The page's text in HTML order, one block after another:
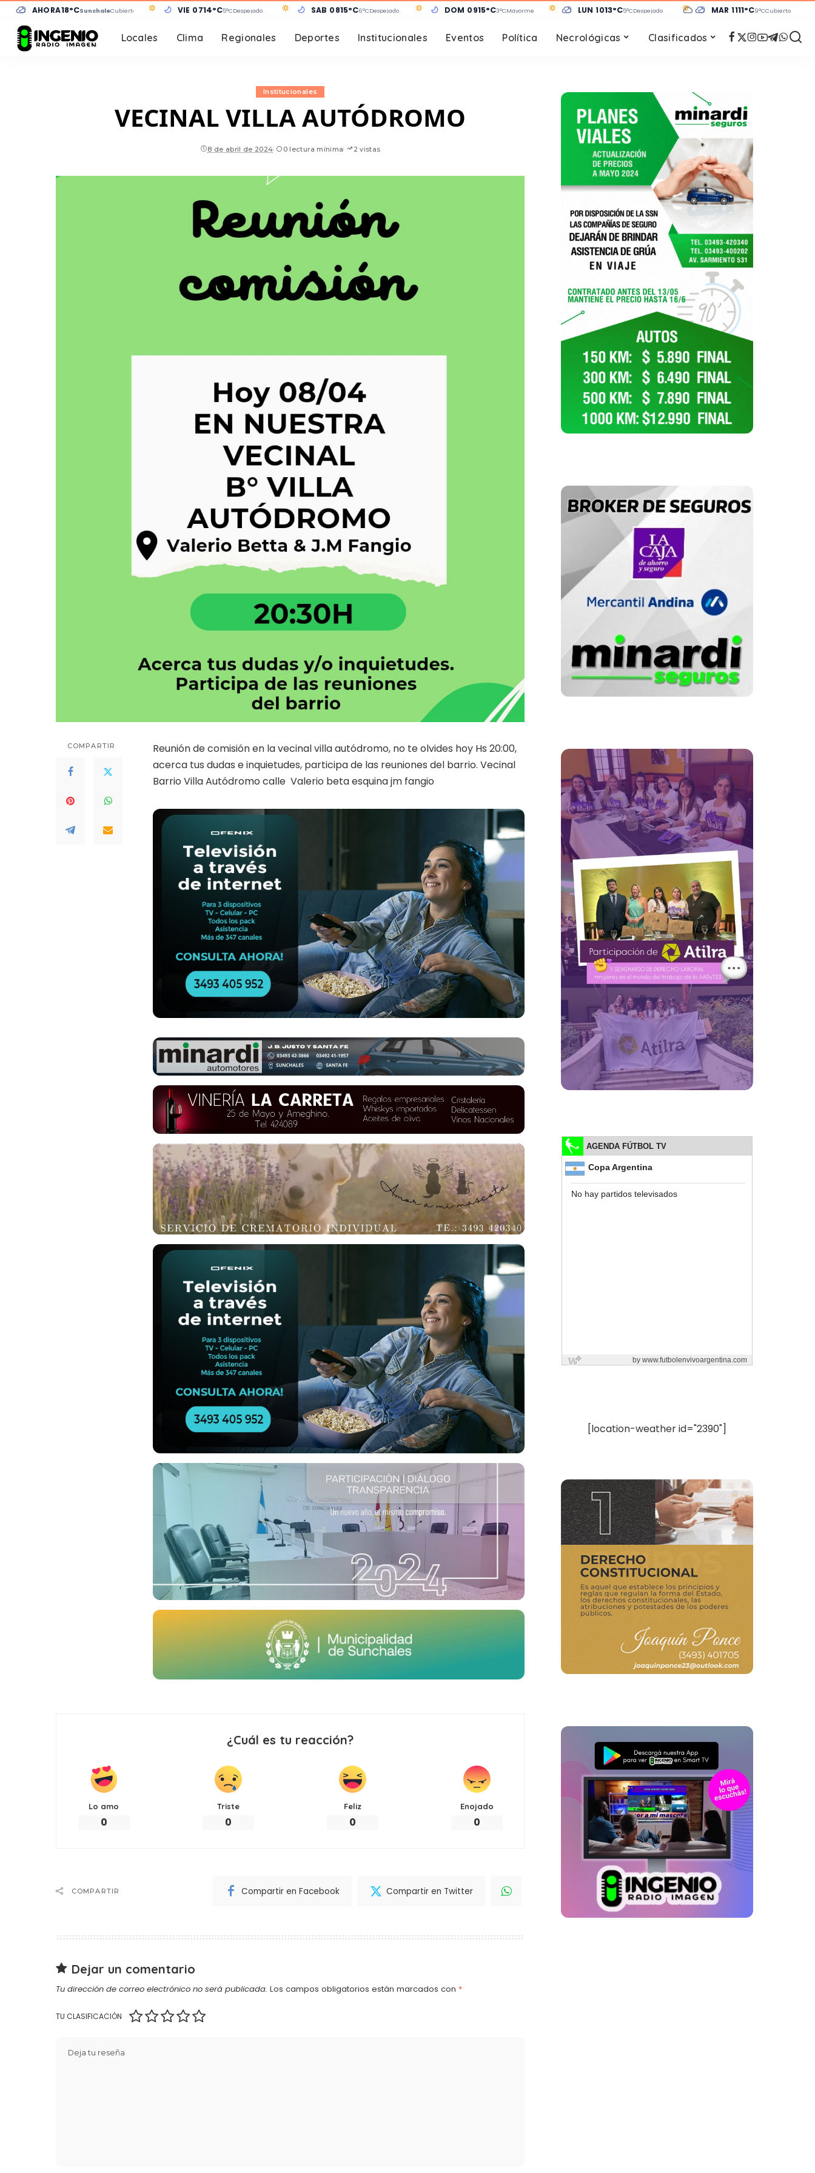
AHORA18°CSunchalesCubierto VIE 0714°C5°CDespejado SÁB 0815°C6°CDespejado DOM 0915°C3°CMayormente despejado LUN 1013°C5°CDespejado MAR 1111°C9°CCubierto
Locales Clima Regionales Deportes Institucionales Eventos Política Necrológicas Clasificados
Institucionales
VECINAL VILLA AUTÓDROMO
8 de abril de 2024 0 lectura mínima 2 vistas
COMPARTIR
Reunión de comisión en la vecinal villa autódromo, no te olvides hoy Hs 20:00,
acerca tus dudas e inquietudes, participa de las reuniones del barrio. Vecinal
Barrio Villa Autódromo calle Valerio beta esquina jm fangio
¿Cuál es tu reacción?
Lo amo
0
Triste
0
Feliz
0
Enojado
0
COMPARTIR Compartir en Facebook Compartir en Twitter
Dejar un comentario
Tu dirección de correo electrónico no será publicada. Los campos obligatorios están marcados con *
TU CLASIFICACIÓN
[location-weather id="2390"]